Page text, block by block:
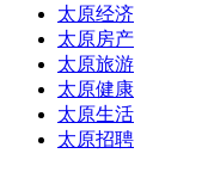
太原经济
太原房产
太原旅游
太原健康
太原生活
太原招聘